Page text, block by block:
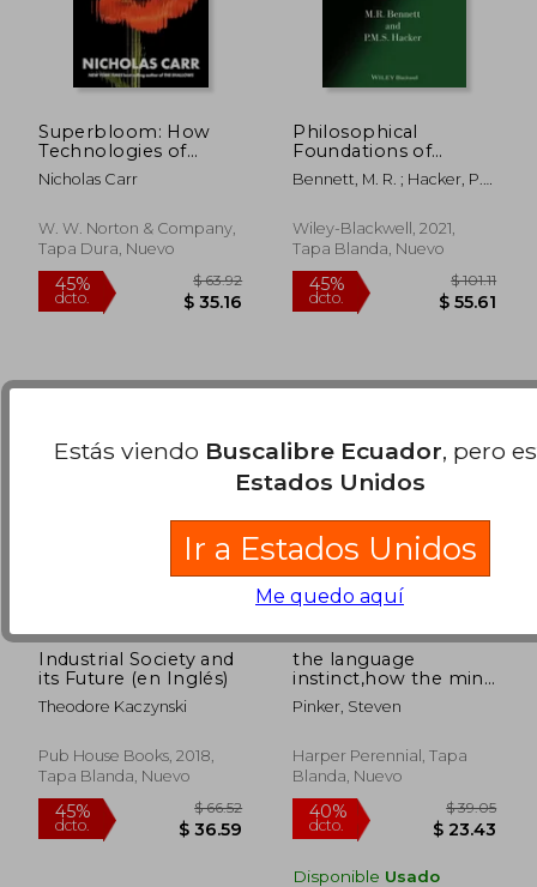
40%
dcto.
$ 53.99 45%
dcto.
45%
dcto.
$ 35.02
$ 19.26
45%
dcto. $
Superbloom: How
Technologies of
Connection Tear Us
Apart (en Inglés)
Nicholas Carr
W. W. Norton & Company,
Tapa Dura, Nuevo
Philosophical
Foundations of
Neuroscience (en
Inglés)
Bennett, M. R. ; Hacker, P.
Wiley-Blackwell, 2021,
Tapa Blanda, Nuevo
Industrial Society and
its Future (en Inglés)
Theodore Kaczynski
Pub House Books, 2018,
Tapa Blanda, Nuevo
the language
instinct,how the mind
creates language (en
Inglés)
Pinker, Steven
Harper Perennial, Tapa
Blanda, Nuevo
Disponible Usado
Estás viendo Buscalibre Ecuador, pero
Estados Unidos
Ir a Estados Unidos
Me quedo aquí